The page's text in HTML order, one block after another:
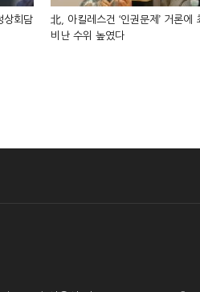
상회담
北, 아킬레스건 ‘인권문제’ 거론에
비난 수위 높였다